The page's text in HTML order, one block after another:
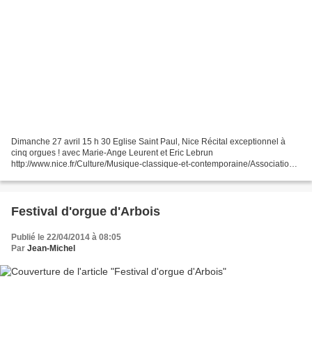
Dimanche 27 avril 15 h 30 Eglise Saint Paul, Nice Récital exceptionnel à
cinq orgues ! avec Marie-Ange Leurent et Eric Lebrun
http://www.nice.fr/Culture/Musique-classique-et-contemporaine/Association-
Festival d'orgue d'Arbois
Publié le 22/04/2014 à 08:05
Par Jean-Michel